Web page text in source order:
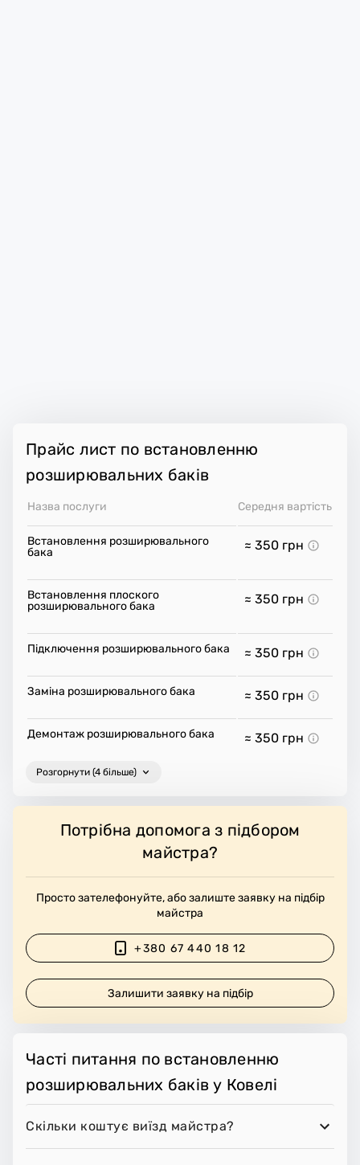
Прайс лист по встановленню
розширювальних баків
Назва послуги Середня вартість
Встановлення розширювального
бака
≈ 350 грн
Встановлення плоского
розширювального бака
≈ 350 грн
Підключення розширювального бака ≈ 350 грн
Заміна розширювального бака ≈ 350 грн
Демонтаж розширювального бака ≈ 350 грн
Розгорнути (4 більше)
Потрібна допомога з підбором
майстра?
Просто зателефонуйте, або залиште заявку на підбір
майстра
+380 67 440 18 12
Залишити заявку на підбір
Часті питання по встановленню
розширювальних баків у Ковелі
Скільки коштує виїзд майстра?